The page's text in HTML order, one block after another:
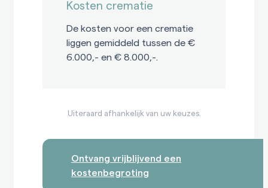
Kosten crematie
De kosten voor een crematie
liggen gemiddeld tussen de €
6.000,- en € 8.000,-.
Uiteraard afhankelijk van uw keuzes.
Ontvang vrijblijvend een
kostenbegroting